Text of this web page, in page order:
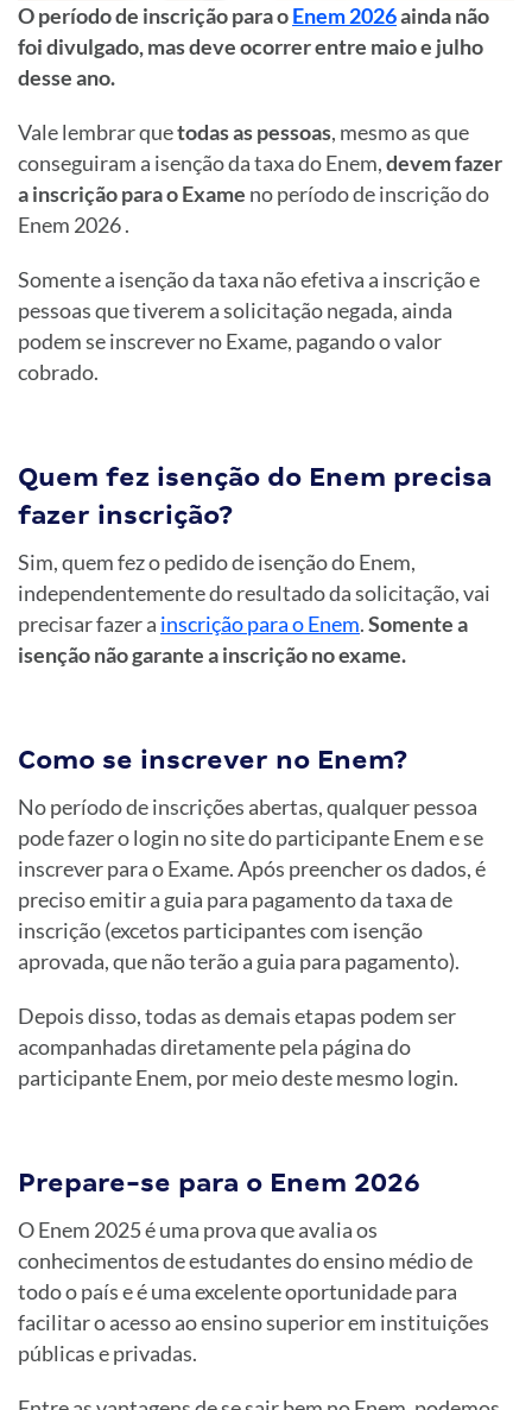
O período de inscrição para oEnem 2026ainda não
foi divulgado, mas deve ocorrer entre maio e julho
desse ano.
Vale lembrar quetodas as pessoas, mesmo as que
conseguiram a isenção da taxa do Enem,devem fazer
a inscrição para o Exame no período de inscrição do
Enem 2026 .
Somente a isenção da taxa não efetiva a inscrição e
pessoas que tiverem a solicitação negada, ainda
podem se inscrever no Exame, pagando o valor
cobrado.
Quem fez isenção do Enem precisa
fazer inscrição?
Sim, quem fez o pedido de isenção do Enem,
independentemente do resultado da solicitação, vai
precisar fazer a inscrição para o Enem.Somente a
isenção não garante a inscrição no exame.
Como se inscrever no Enem?
No período de inscrições abertas, qualquer pessoa
pode fazer o login no site do participante Enem e se
inscrever para o Exame. Após preencher os dados, é
preciso emitir a guia para pagamento da taxa de
inscrição (excetos participantes com isenção
aprovada, que não terão a guia para pagamento).
Depois disso, todas as demais etapas podem ser
acompanhadas diretamente pela página do
participante Enem, por meio deste mesmo login.
Prepare-se para o Enem 2026
O Enem 2025 é uma prova que avalia os
conhecimentos de estudantes do ensino médio de
todo o país e é uma excelente oportunidade para
facilitar o acesso ao ensino superior em instituições
públicas e privadas.